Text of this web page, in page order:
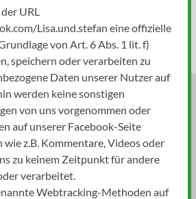
URL
Lisa.und.stefan eine offizielle
von Art. 6 Abs. 1 lit. f)
speichern oder verarbeiten zu
Daten unserer Nutzer auf
werden keine sonstigen
von uns vorgenommen oder
auf unserer Facebook-Seite
wie z.B. Kommentare, Videos oder
zu keinem Zeitpunkt für andere
verarbeitet.
Webtracking-Methoden auf